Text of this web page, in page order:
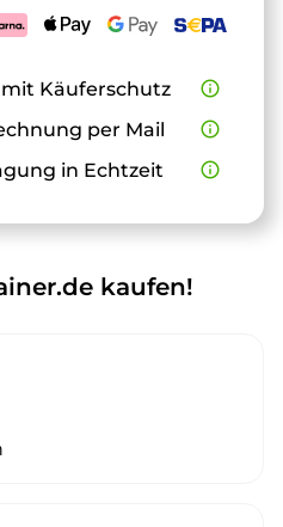
Käuferschutz
info_outline
per Mail
info_outline
in Echtzeit info_outline
kaufen!